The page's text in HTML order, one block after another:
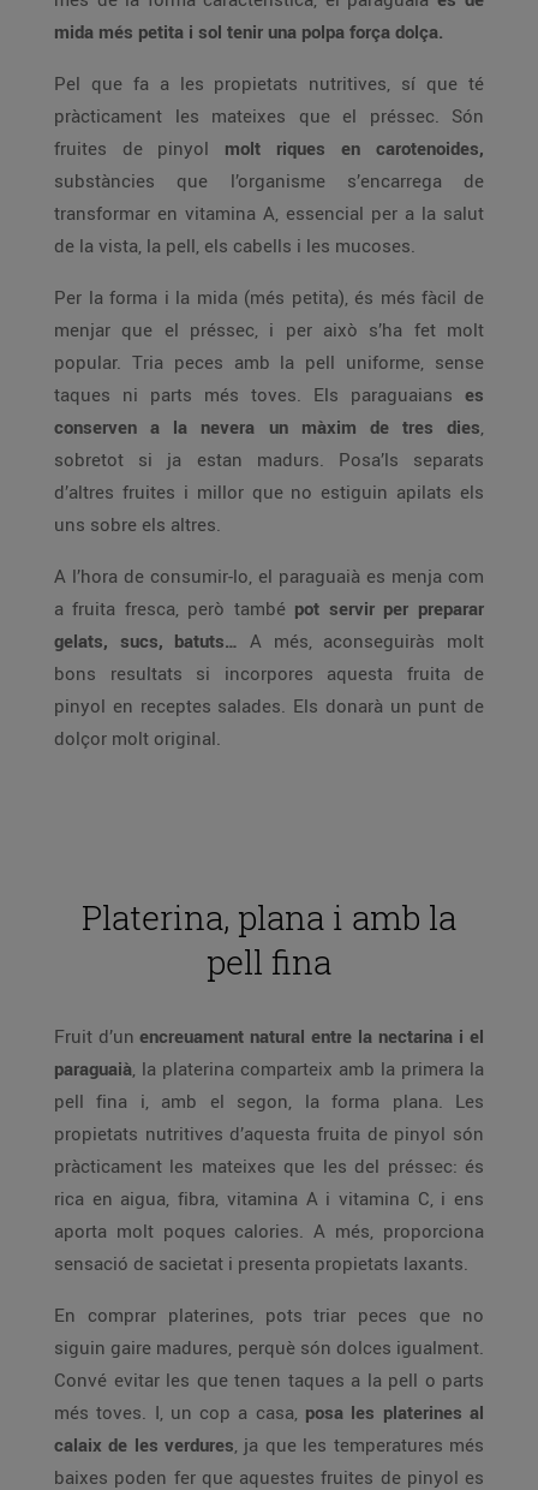
mida més petita i sol tenir una polpa força dolça.
Pel que fa a les propietats nutritives, sí que té
pràcticament les mateixes que el préssec. Són
fruites de pinyol molt riques en carotenoides,
substàncies que l’organisme s’encarrega de
transformar en vitamina A, essencial per a la salut
de la vista, la pell, els cabells i les mucoses.
Per la forma i la mida (més petita), és més fàcil de
menjar que el préssec, i per això s’ha fet molt
popular. Tria peces amb la pell uniforme, sense
taques ni parts més toves. Els paraguaians es
conserven a la nevera un màxim de tres dies,
sobretot si ja estan madurs. Posa’ls separats
d’altres fruites i millor que no estiguin apilats els
uns sobre els altres.
A l’hora de consumir-lo, el paraguaià es menja com
a fruita fresca, però també pot servir per preparar
gelats, sucs, batuts… A més, aconseguiràs molt
bons resultats si incorpores aquesta fruita de
pinyol en receptes salades. Els donarà un punt de
dolçor molt original.
Platerina, plana i amb la
pell fina
Fruit d’un encreuament natural entre la nectarina i el
paraguaià, la platerina comparteix amb la primera la
pell fina i, amb el segon, la forma plana. Les
propietats nutritives d’aquesta fruita de pinyol són
pràcticament les mateixes que les del préssec: és
rica en aigua, fibra, vitamina A i vitamina C, i ens
aporta molt poques calories. A més, proporciona
sensació de sacietat i presenta propietats laxants.
En comprar platerines, pots triar peces que no
siguin gaire madures, perquè són dolces igualment.
Convé evitar les que tenen taques a la pell o parts
més toves. I, un cop a casa, posa les platerines al
calaix de les verdures, ja que les temperatures més
baixes poden fer que aquestes fruites de pinyol es